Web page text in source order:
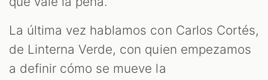
La última vez hablamos con Carlos Cortés,
de Linterna Verde, con quien empezamos
a definir cómo se mueve la